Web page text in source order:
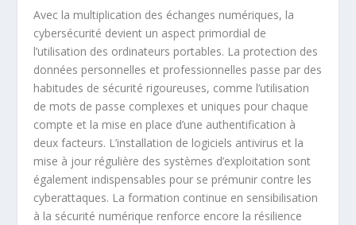
Avec la multiplication des échanges numériques, la
cybersécurité devient un aspect primordial de
l’utilisation des ordinateurs portables. La protection des
données personnelles et professionnelles passe par des
habitudes de sécurité rigoureuses, comme l’utilisation
de mots de passe complexes et uniques pour chaque
compte et la mise en place d’une authentification à
deux facteurs. L’installation de logiciels antivirus et la
mise à jour régulière des systèmes d’exploitation sont
également indispensables pour se prémunir contre les
cyberattaques. La formation continue en sensibilisation
à la sécurité numérique renforce encore la résilience